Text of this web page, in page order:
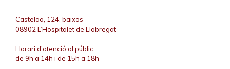
Castelao, 124, baixos
08902 L’Hospitalet de Llobregat
Horari d’atenció al públic:
de 9h a 14h i de 15h a 18h